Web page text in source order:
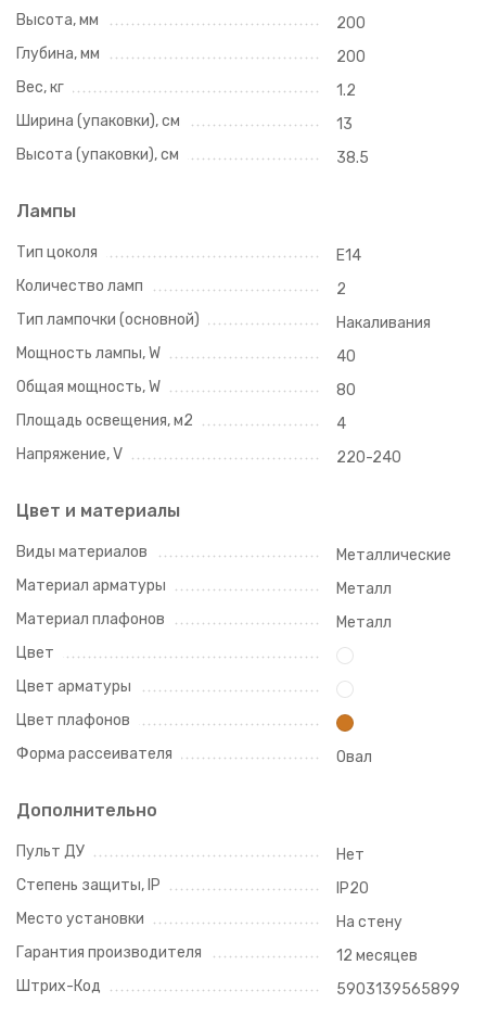
Высота, мм
200
Глубина, мм
200
Вес, кг
1.2
Ширина (упаковки), см
13
Высота (упаковки), см
38.5
Лампы
Тип цоколя
E14
Количество ламп
2
Тип лампочки (основной)
Накаливания
Мощность лампы, W
40
Общая мощность, W
80
Площадь освещения, м2
4
Напряжение, V
220-240
Цвет и материалы
Виды материалов
Металлические
Материал арматуры
Металл
Материал плафонов
Металл
Цвет
Цвет арматуры
Цвет плафонов
Форма рассеивателя
Овал
Дополнительно
Пульт ДУ
Нет
Степень защиты, IP
IP20
Место установки
На стену
Гарантия производителя
12 месяцев
Штрих-Код
5903139565899